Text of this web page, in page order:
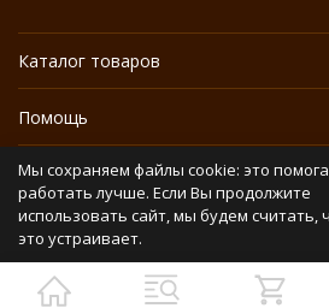
Каталог товаров
Помощь
Информация
Политика персональных данных
Разработано в
bodysite.ru Webasyst —
Мы сохраняем файлы cookie: это
работать лучше. Если Вы продолжите
использовать сайт, мы будем считать,
это устраивает.